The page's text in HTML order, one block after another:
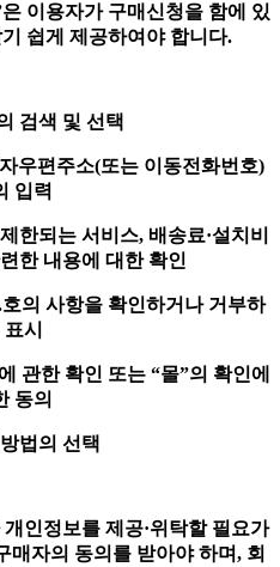
이용자가 구매신청을 함에 있
쉽게 제공하여야 합니다.
검색 및 선택
우편주소(또는 이동전화번호)
입력
한되는 서비스, 배송료·설치비
한 내용에 대한 확인
의 사항을 확인하거나 거부하
시
관한 확인 또는 “몰”의 확인에
동의
법의 선택
인정보를 제공·위탁할 필요가
매자의 동의를 받아야 하며, 회